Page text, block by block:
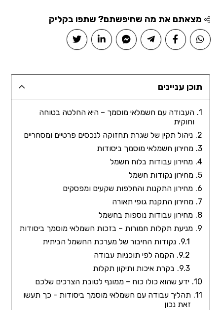
מצאתם את מה שחיפשתם? שתפו בקליק
תוכן עניינים
העבודה עם חשמלאי מוסמך – היא החלטה בטוחה
וחוקית
ניהול תקין של שגרת תחזוקה לנכסים פרטיים ומסחריים
מחירון חשמלאי מוסמך ביסודות
מחירון עבודות בלוח חשמל
מחירון נקודות חשמל
מחירון התקנות והחלפות שקעים ומפסקים
מחירון התקנת גופי תאורה
מחירון עבודות נוספות בחשמל
מניעת תקלות חמורות – בזכות חשמלאי מוסמך ביסודות
נקודות החיבור של מערכת החשמל הביתית
הקמה לפי תוכניות עבודה
בקרת איכות ותיקון תקלות
ידע שהוא כולו כוח – ממונף לטובת הצרכים שלכם
תהליך עבודה עם חשמלאי מוסמך ביסודות - כך תעשו
זאת נכון